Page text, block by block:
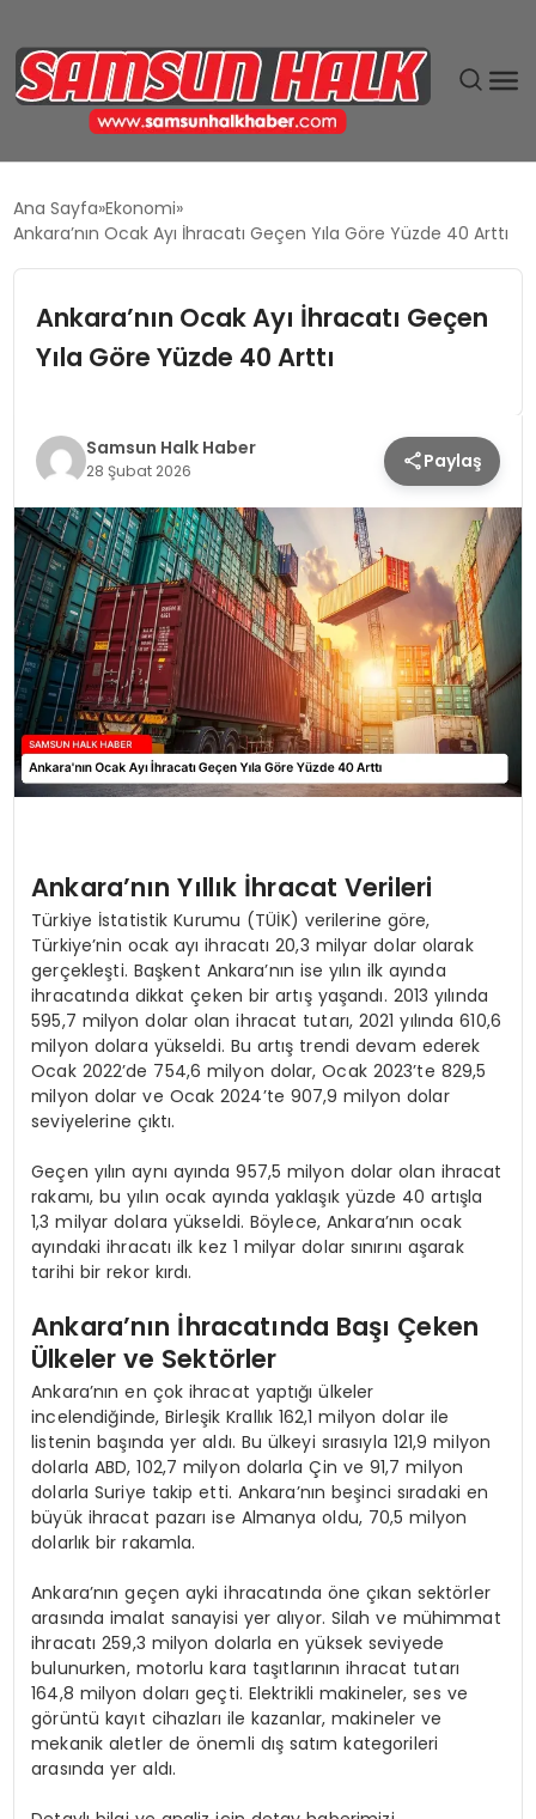
EKONOMI
MAGAZIN
SIYASET
SPOR
TEKNOLOJI
YAŞAM
Ana Sayfa Ekonomi
Ankara’nın Ocak Ayı İhracatı Geçen Yıla Göre Yüzde 40 Arttı
Ankara’nın Ocak Ayı İhracatı Geçen
Yıla Göre Yüzde 40 Arttı
Samsun Halk Haber
28 Şubat 2026 Paylaş
Ankara’nın Yıllık İhracat Verileri
Türkiye İstatistik Kurumu (TÜİK) verilerine göre,
Türkiye’nin ocak ayı ihracatı 20,3 milyar dolar olarak
gerçekleşti. Başkent Ankara’nın ise yılın ilk ayında
ihracatında dikkat çeken bir artış yaşandı. 2013 yılında
595,7 milyon dolar olan ihracat tutarı, 2021 yılında 610,6
milyon dolara yükseldi. Bu artış trendi devam ederek
Ocak 2022’de 754,6 milyon dolar, Ocak 2023’te 829,5
milyon dolar ve Ocak 2024’te 907,9 milyon dolar
seviyelerine çıktı.
Geçen yılın aynı ayında 957,5 milyon dolar olan ihracat
rakamı, bu yılın ocak ayında yaklaşık yüzde 40 artışla
1,3 milyar dolara yükseldi. Böylece, Ankara’nın ocak
ayındaki ihracatı ilk kez 1 milyar dolar sınırını aşarak
tarihi bir rekor kırdı.
Ankara’nın İhracatında Başı Çeken
Ülkeler ve Sektörler
Ankara’nın en çok ihracat yaptığı ülkeler
incelendiğinde, Birleşik Krallık 162,1 milyon dolar ile
listenin başında yer aldı. Bu ülkeyi sırasıyla 121,9 milyon
dolarla ABD, 102,7 milyon dolarla Çin ve 91,7 milyon
dolarla Suriye takip etti. Ankara’nın beşinci sıradaki en
büyük ihracat pazarı ise Almanya oldu, 70,5 milyon
dolarlık bir rakamla.
Ankara’nın geçen ayki ihracatında öne çıkan sektörler
arasında imalat sanayisi yer alıyor. Silah ve mühimmat
ihracatı 259,3 milyon dolarla en yüksek seviyede
bulunurken, motorlu kara taşıtlarının ihracat tutarı
164,8 milyon doları geçti. Elektrikli makineler, ses ve
görüntü kayıt cihazları ile kazanlar, makineler ve
mekanik aletler de önemli dış satım kategorileri
arasında yer aldı.